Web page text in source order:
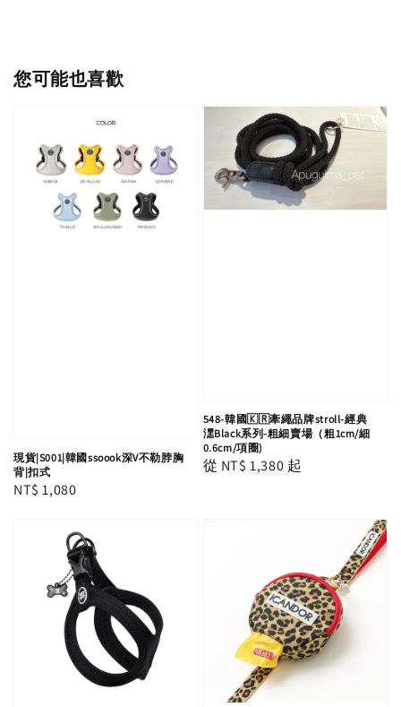
您可能也喜歡
現貨|S001|韓國ssoook深V不勒脖胸
背|扣式
Regular
NT$ 1,080
548-韓國🇰🇷牽繩品牌stroll-經典
潶Black系列-粗細賣場（粗1cm/細
0.6cm/項圈)
Regular
從 NT$ 1,380 起